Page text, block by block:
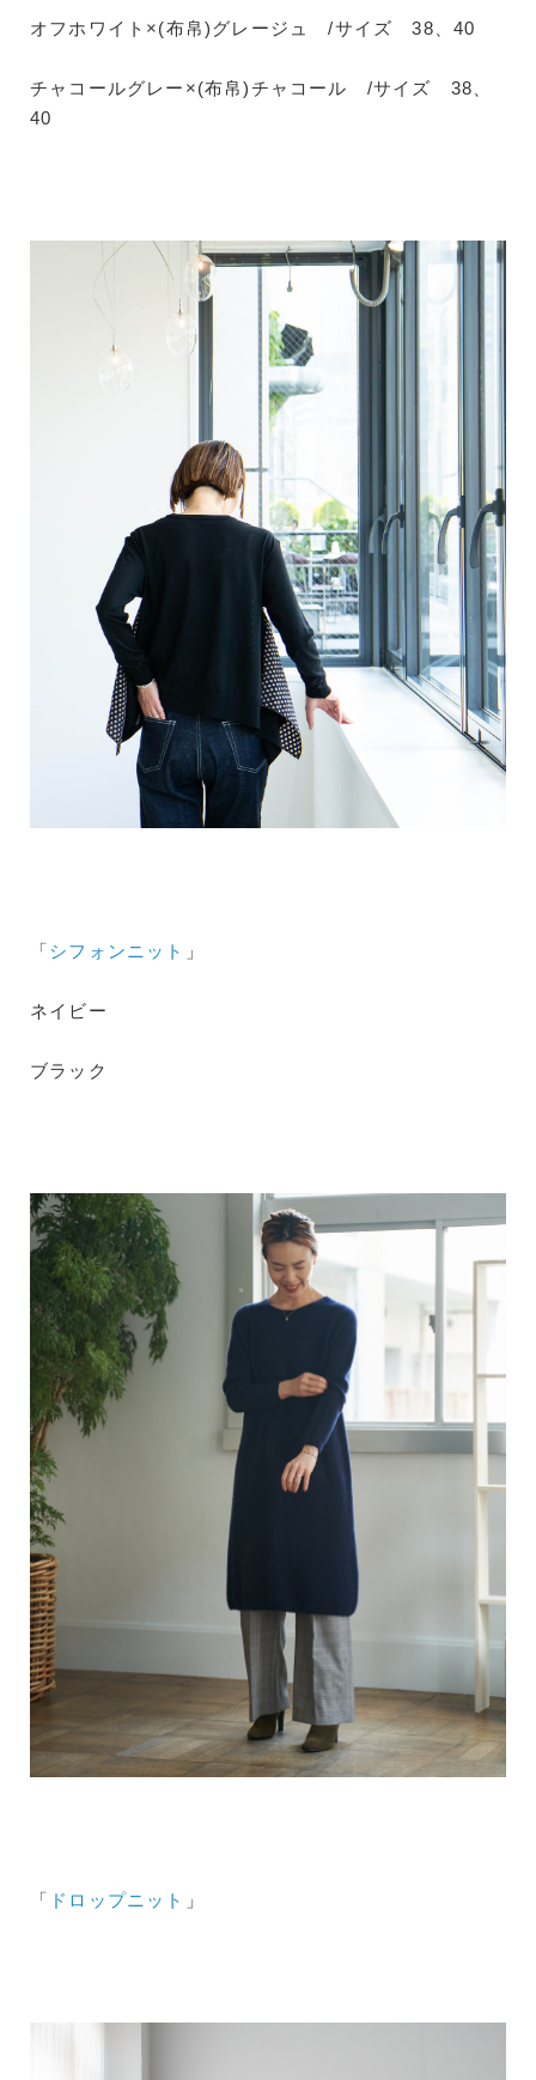
オフホワイト×(布帛)グレージュ /サイズ 38、40
チャコールグレー×(布帛)チャコール /サイズ 38、
40
「シフォンニット 」
ネイビー
ブラック
「 ドロップニット 」